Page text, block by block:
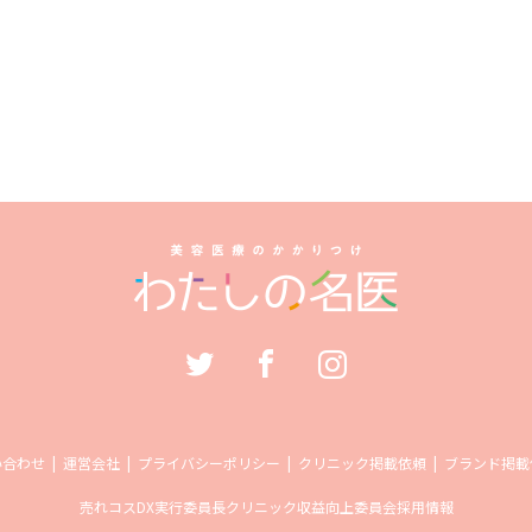
わせ 運営会社 プライバシーポリシー クリニック掲載依頼 ブランド掲
売れコスDX実行委員長クリニック収益向上委員会採用情報